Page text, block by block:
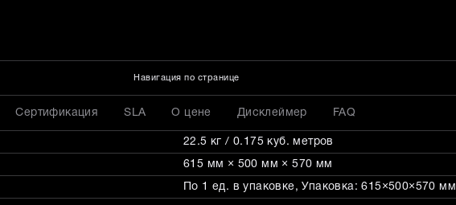
Навигация по странице
Сертификация SLA О цене Дисклеймер FAQ
22.5 кг / 0.175 куб. метров
615 мм × 500 мм × 570 мм
По 1 ед. в упаковке, Упаковка: 615×500×570 мм